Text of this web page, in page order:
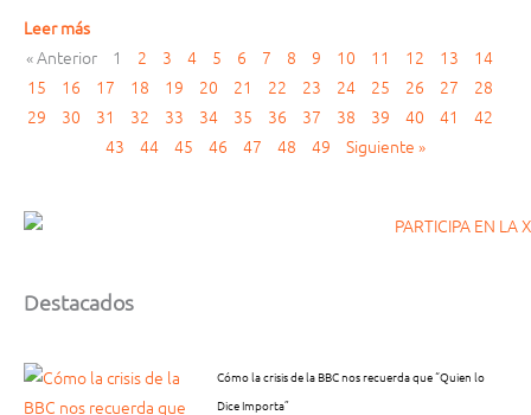
Leer más
« Anterior
1 2 3 4 5 6 7 8 9 10 11 12 13 14
15 16 17 18 19 20 21 22 23 24 25 26 27 28
29 30 31 32 33 34 35 36 37 38 39 40 41 42
43 44 45 46 47 48 49 Siguiente »
Destacados
Cómo la crisis de la BBC nos recuerda que “Quien lo
Dice Importa”